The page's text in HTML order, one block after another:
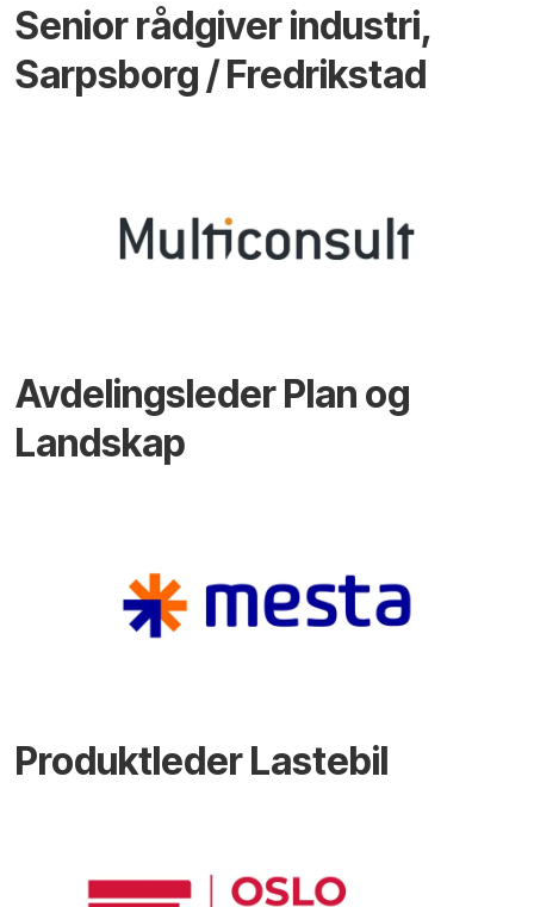
Senior rådgiver industri,
Sarpsborg / Fredrikstad
Avdelingsleder Plan og
Landskap
Produktleder Lastebil